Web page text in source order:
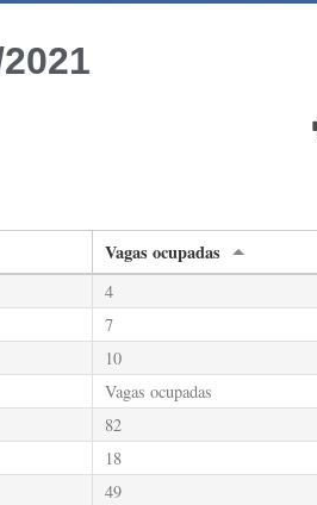
Vagas ocupadas
4
7
10
Vagas ocupadas
82
18
49